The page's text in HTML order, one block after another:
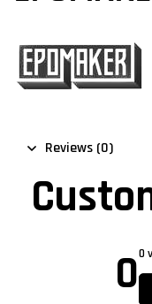
Reviews (0)
00